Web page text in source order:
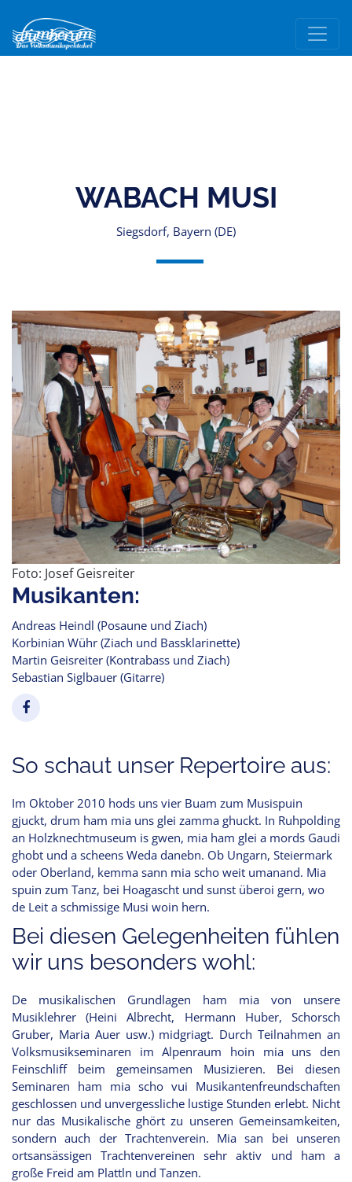
WABACH MUSI
Siegsdorf, Bayern (DE)
Foto: Josef Geisreiter
Musikanten:
Andreas Heindl (Posaune und Ziach)
Korbinian Wühr (Ziach und Bassklarinette)
Martin Geisreiter (Kontrabass und Ziach)
Sebastian Siglbauer (Gitarre)
So schaut unser Repertoire aus:
Im Oktober 2010 hods uns vier Buam zum Musispuin
gjuckt, drum ham mia uns glei zamma ghuckt. In Ruhpolding
an Holzknechtmuseum is gwen, mia ham glei a mords Gaudi
ghobt und a scheens Weda danebn. Ob Ungarn, Steiermark
oder Oberland, kemma sann mia scho weit umanand. Mia
spuin zum Tanz, bei Hoagascht und sunst überoi gern, wo
de Leit a schmissige Musi woin hern.
Bei diesen Gelegenheiten fühlen
wir uns besonders wohl:
De musikalischen Grundlagen ham mia von unsere
Musiklehrer (Heini Albrecht, Hermann Huber, Schorsch
Gruber, Maria Auer usw.) midgriagt. Durch Teilnahmen an
Volksmusikseminaren im Alpenraum hoin mia uns den
Feinschliff beim gemeinsamen Musizieren. Bei diesen
Seminaren ham mia scho vui Musikantenfreundschaften
geschlossen und unvergessliche lustige Stunden erlebt. Nicht
nur das Musikalische ghört zu unseren Gemeinsamkeiten,
sondern auch der Trachtenverein. Mia san bei unseren
ortsansässigen Trachtenvereinen sehr aktiv und ham a
große Freid am Plattln und Tanzen.